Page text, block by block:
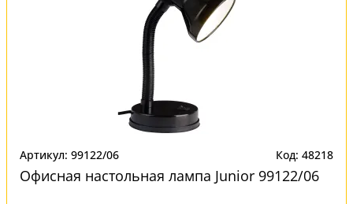
Артикул: 99122/06 Код: 48218
Офисная настольная лампа Junior 99122/06